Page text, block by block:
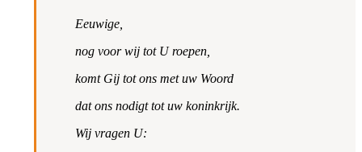
Eeuwige,
nog voor wij tot U roepen,
komt Gij tot ons met uw Woord
dat ons nodigt tot uw koninkrijk.
Wij vragen U: